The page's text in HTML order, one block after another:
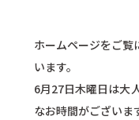
ホームページをご覧
います。
6月27日木曜日は大
なお時間がございま